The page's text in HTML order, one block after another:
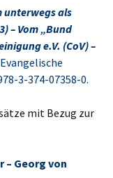
unterwegs als
– Vom „Bund
e.V. (CoV) –
3-374-07358-0.
mit Bezug zur
– Georg von